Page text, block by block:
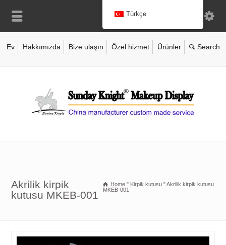
Ev Hakkımızda Bize ulaşın Özel hizmet Ürünler
Akrilik kirpik
kutusu MKEB-001
Home " Kirpik kutusu "Akrilik kirpik kutusu
MKEB-001
Türkçe